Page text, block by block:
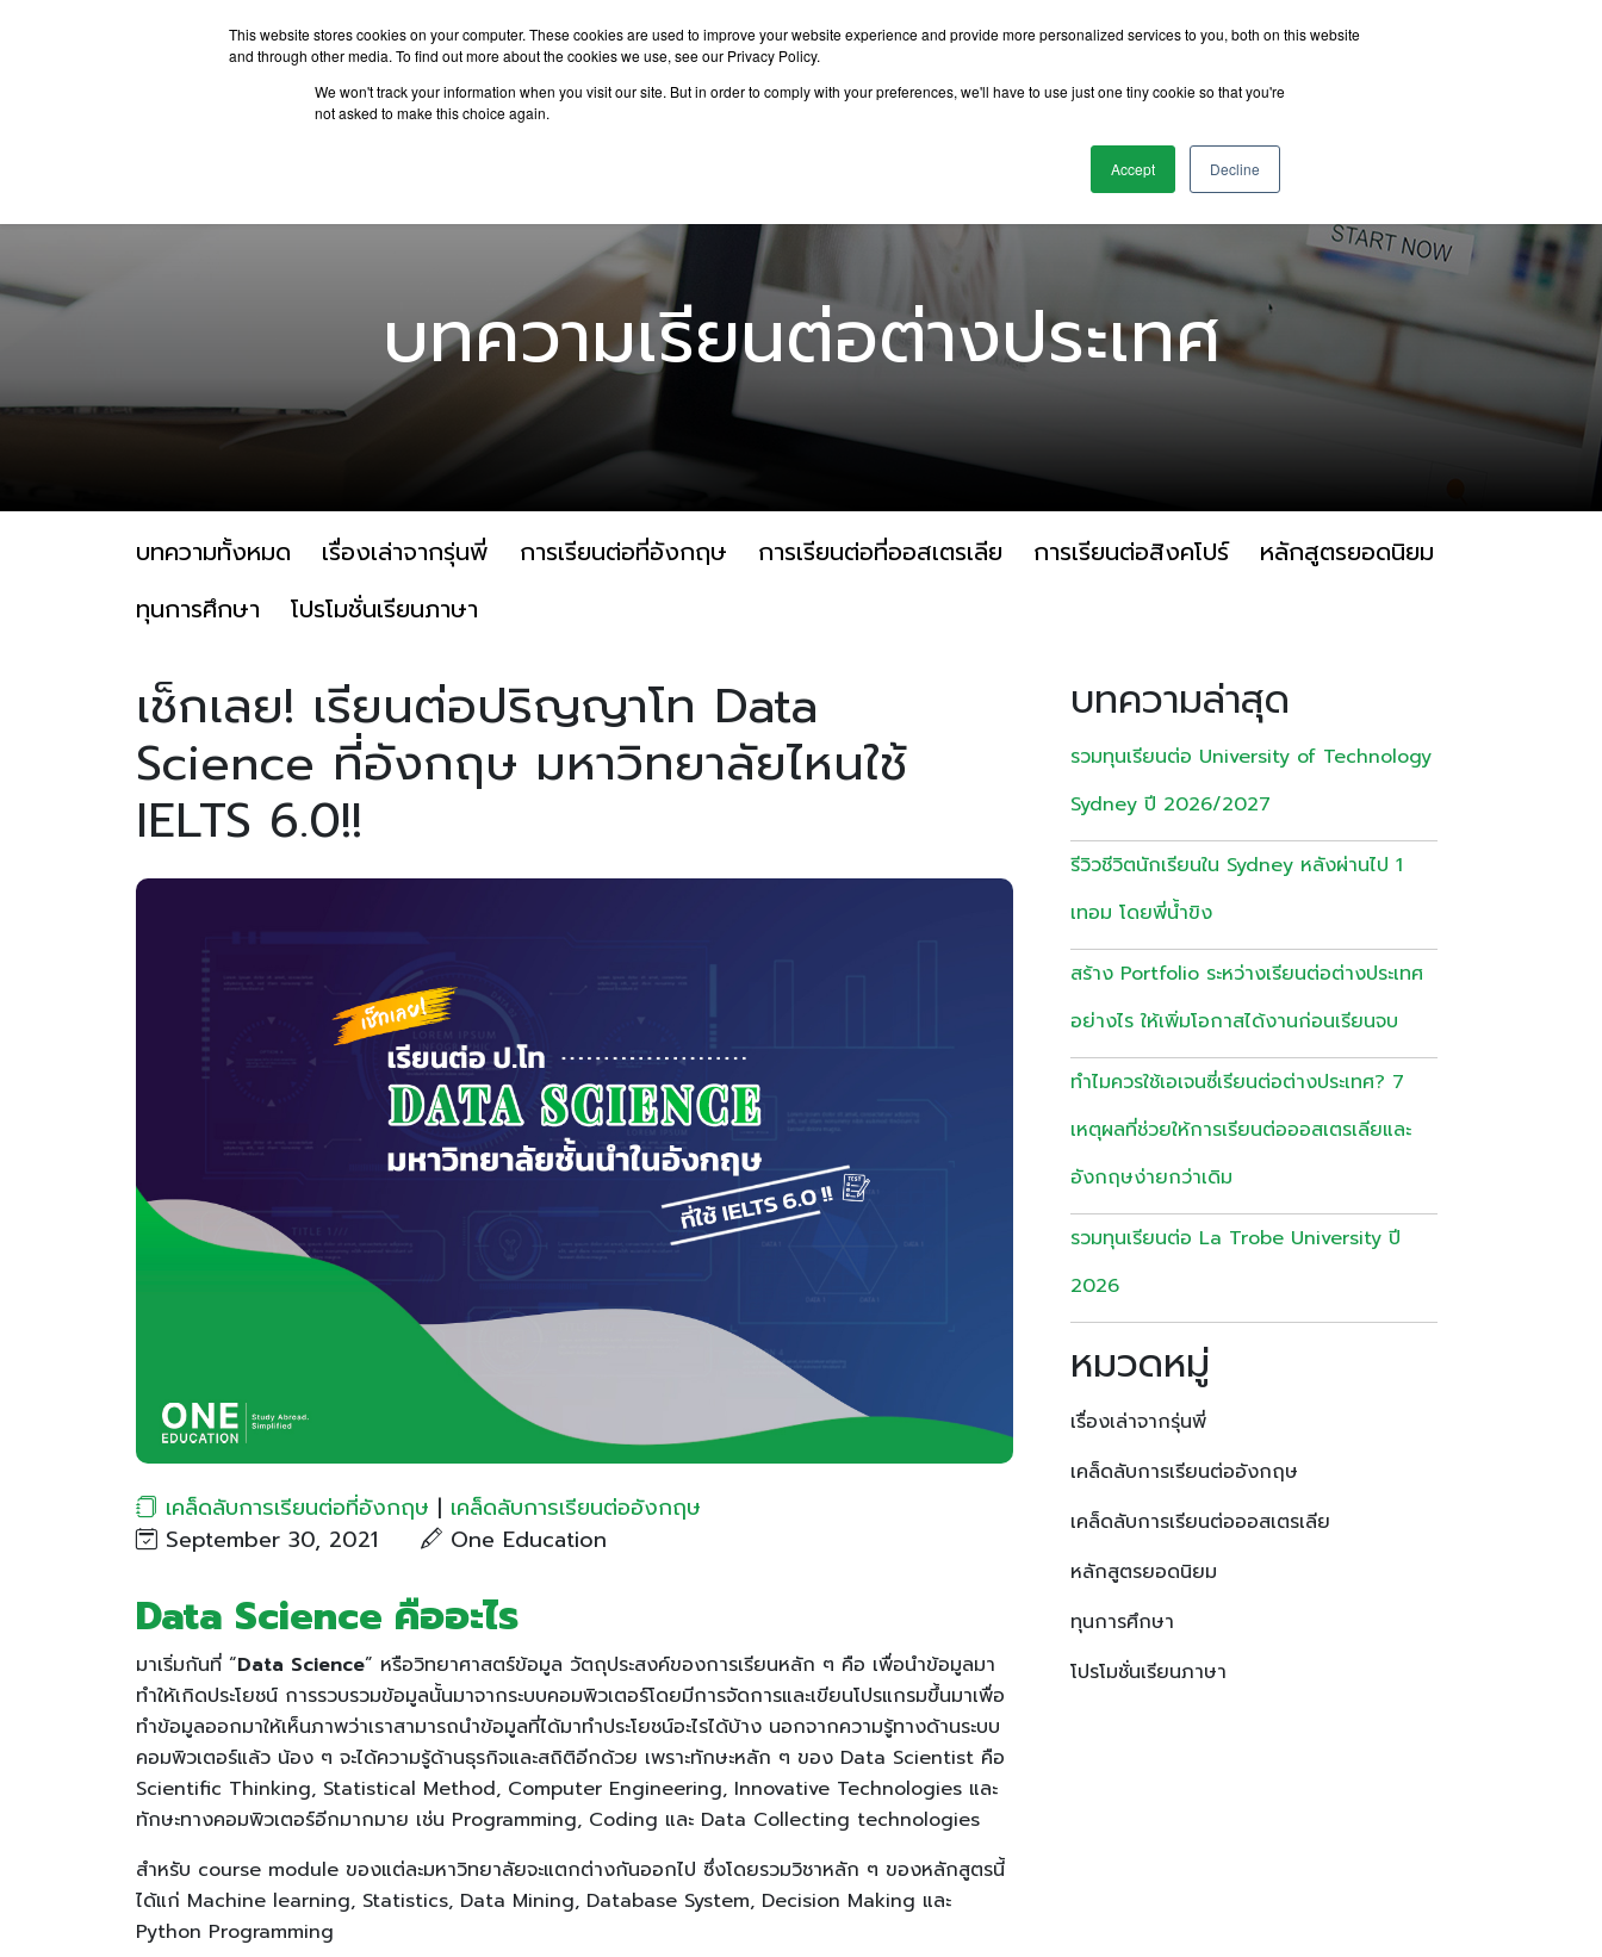
This website stores cookies on your computer. These cookies are used to improve your website experience and provide more personalized services to you, both on this website
and through other media. To find out more about the cookies we use, see our Privacy Policy.
We won't track your information when you visit our site. But in order to comply with your preferences, we'll have to use just one tiny cookie so that you're
not asked to make this choice again.
Accept Decline
ประเทศน่าเรียนต่อ
บทความเรียนต่อต่างประเทศ
บทความทั้งหมด เรื่องเล่าจากรุ่นพี่ การเรียนต่อที่อังกฤษ การเรียนต่อที่ออสเตรเลีย การเรียนต่อสิงคโปร์
หลักสูตรยอดนิยม
ทุนการศึกษา
โปรโมชั่นเรียนภาษา
เช็กเลย! เรียนต่อปริญญาโท Data
Science ที่อังกฤษ มหาวิทยาลัยไหนใช้
IELTS 6.0!!
เคล็ดลับการเรียนต่อที่อังกฤษ | เคล็ดลับการเรียนต่ออังกฤษ
September 30, 2021
One Education
Data Science คืออะไร
มาเริ่มกันที่ “Data Science” หรือวิทยาศาสตร์ข้อมูล วัตถุประสงค์ของการเรียนหลัก ๆ คือ เพื่อนำข้อมูลมา
ทำให้เกิดประโยชน์ การรวบรวมข้อมูลนั้นมาจากระบบคอมพิวเตอร์โดยมีการจัดการและเขียนโปรแกรมขึ้นมาเพื่อ
ทำข้อมูลออกมาให้เห็นภาพว่าเราสามารถนำข้อมูลที่ได้มาทำประโยชน์อะไรได้บ้าง นอกจากความรู้ทางด้านระบบ
คอมพิวเตอร์แล้ว น้อง ๆ จะได้ความรู้ด้านธุรกิจและสถิติอีกด้วย เพราะทักษะหลัก ๆ ของ Data Scientist คือ
Scientific Thinking, Statistical Method, Computer Engineering, Innovative Technologies และ
ทักษะทางคอมพิวเตอร์อีกมากมาย เช่น Programming, Coding และ Data Collecting technologies
สำหรับ course module ของแต่ละมหาวิทยาลัยจะแตกต่างกันออกไป ซึ่งโดยรวมวิชาหลัก ๆ ของหลักสูตรนี้
ได้แก่ Machine learning, Statistics, Data Mining, Database System, Decision Making และ
Python Programming
บทความล่าสุด
รวมทุนเรียนต่อ University of Technology
Sydney ปี 2026/2027
รีวิวชีวิตนักเรียนใน Sydney หลังผ่านไป 1
เทอม โดยพี่น้ำขิง
สร้าง Portfolio ระหว่างเรียนต่อต่างประเทศ
อย่างไร ให้เพิ่มโอกาสได้งานก่อนเรียนจบ
ทำไมควรใช้เอเจนซี่เรียนต่อต่างประเทศ? 7
เหตุผลที่ช่วยให้การเรียนต่อออสเตรเลียและ
อังกฤษง่ายกว่าเดิม
รวมทุนเรียนต่อ La Trobe University ปี
2026
หมวดหมู่
เรื่องเล่าจากรุ่นพี่
เคล็ดลับการเรียนต่ออังกฤษ
เคล็ดลับการเรียนต่อออสเตรเลีย
หลักสูตรยอดนิยม
ทุนการศึกษา
โปรโมชั่นเรียนภาษา